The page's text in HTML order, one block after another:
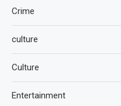
Crime
culture
Culture
Entertainment